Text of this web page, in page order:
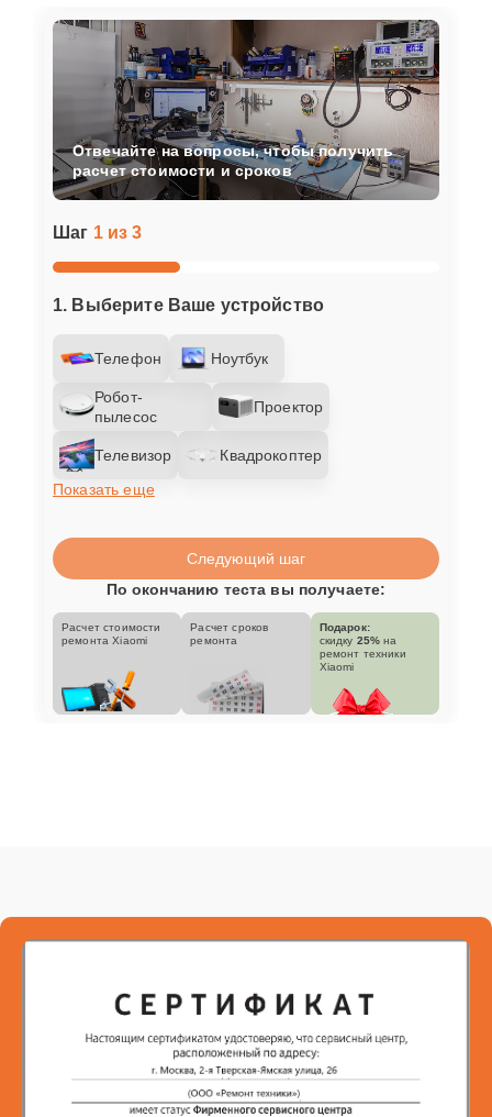
Шаг 1 из 3
1. Выберите Ваше устройство
Телефон Ноутбук
Робот-
пылесос
Проектор
Телевизор
Квадрокоптер
Показать еще
Отвечайте на вопросы, чтобы получить
расчет стоимости и сроков
Следующий шаг
По окончанию теста вы получаете:
Расчет стоимости
ремонта Xiaomi
Расчет сроков
ремонта
Подарок:
скидку 25% на
ремонт техники
Xiaomi